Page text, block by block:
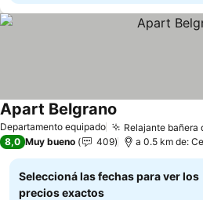
Departamento equipado Relajante bañera
Apart Belgrano
8,0 Muy bueno 409 a 0.5 km de:
Seleccioná las fechas para ver los
precios exactos